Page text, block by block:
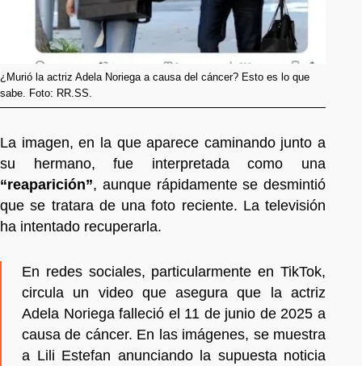
¿Murió la actriz Adela Noriega a causa del cáncer? Esto es lo que
sabe. Foto: RR.SS.
La imagen, en la que aparece caminando junto a
su hermano, fue interpretada como una
“reaparición”, aunque rápidamente se desmintió
que se tratara de una foto reciente. La televisión
ha intentado recuperarla.
En redes sociales, particularmente en TikTok,
circula un video que asegura que la actriz
Adela Noriega falleció el 11 de junio de 2025 a
causa de cáncer. En las imágenes, se muestra
a Lili Estefan anunciando la supuesta noticia